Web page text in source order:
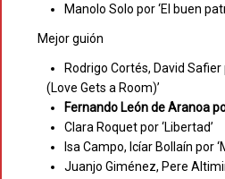
Manolo Solo por ‘El buen
Mejor guión
Rodrigo Cortés, David
(Love Gets a Room)’
Fernando León de Aranoa
Clara Roquet por ‘Libertad’
Isa Campo, Icíar Bollaín por
Juanjo Giménez, Pere